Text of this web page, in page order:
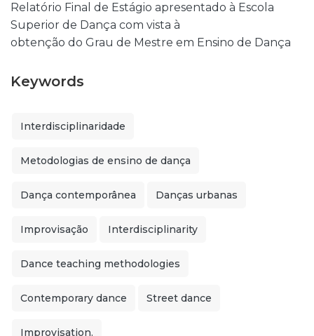
Relatório Final de Estágio apresentado à Escola
Superior de Dança com vista à
obtenção do Grau de Mestre em Ensino de Dança
Keywords
Interdisciplinaridade
Metodologias de ensino de dança
Dança contemporânea Danças urbanas
Improvisação Interdisciplinarity
Dance teaching methodologies
Contemporary dance Street dance
Improvisation.